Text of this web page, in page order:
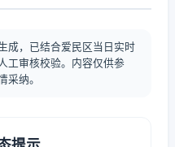
成，已结合爱民区当日实时
工审核校验。内容仅供参
采纳。